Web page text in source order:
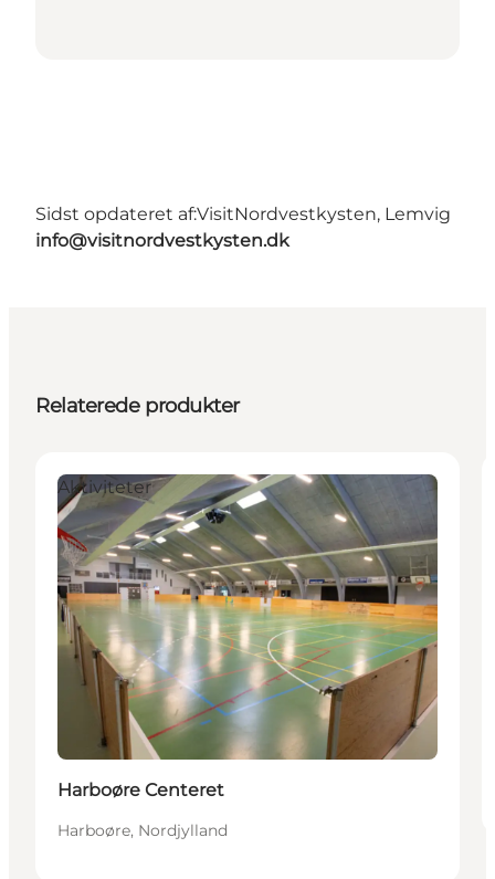
Sidst opdateret af:VisitNordvestkysten, Lemvig
info@visitnordvestkysten.dk
Relaterede produkter
Aktiviteter
Harboøre Centeret
Harboøre, Nordjylland